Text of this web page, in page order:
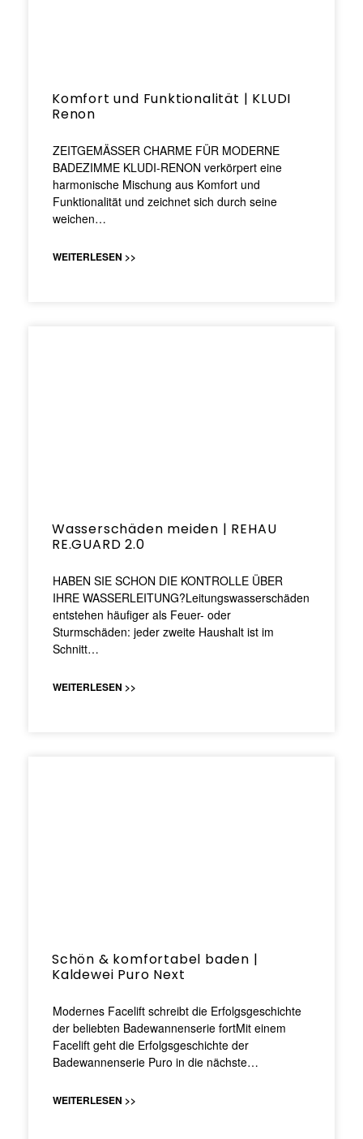
Komfort und Funktionalität | KLUDI
Renon
ZEITGEMÄSSER CHARME FÜR MODERNE
BADEZIMME KLUDI-RENON verkörpert eine
harmonische Mischung aus Komfort und
Funktionalität und zeichnet sich durch seine
weichen…
WEITERLESEN >>
Wasserschäden meiden | REHAU
RE.GUARD 2.0
HABEN SIE SCHON DIE KONTROLLE ÜBER
IHRE WASSERLEITUNG?Leitungswasserschäden
entstehen häufiger als Feuer- oder
Sturmschäden: jeder zweite Haushalt ist im
Schnitt…
WEITERLESEN >>
Schön & komfortabel baden |
Kaldewei Puro Next
Modernes Facelift schreibt die Erfolgsgeschichte
der beliebten Badewannenserie fortMit einem
Facelift geht die Erfolgsgeschichte der
Badewannenserie Puro in die nächste…
WEITERLESEN >>